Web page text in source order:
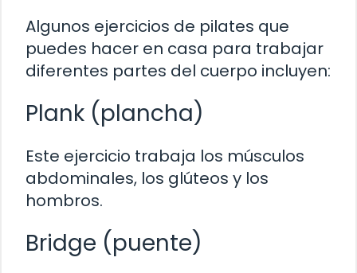
Algunos ejercicios de pilates que
puedes hacer en casa para trabajar
diferentes partes del cuerpo incluyen:
Plank (plancha)
Este ejercicio trabaja los músculos
abdominales, los glúteos y los
hombros.
Bridge (puente)